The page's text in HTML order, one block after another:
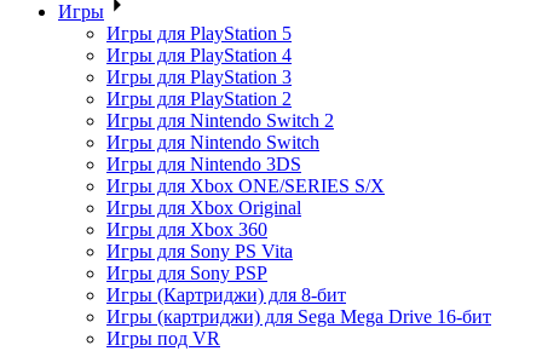
Игры
Игры для PlayStation 5
Игры для PlayStation 4
Игры для PlayStation 3
Игры для PlayStation 2
Игры для Nintendo Switch 2
Игры для Nintendo Switch
Игры для Nintendo 3DS
Игры для Xbox ONE/SERIES S/X
Игры для Xbox Original
Игры для Xbox 360
Игры для Sony PS Vita
Игры для Sony PSP
Игры (Картриджи) для 8-бит
Игры (картриджи) для Sega Mega Drive 16-бит
Игры под VR